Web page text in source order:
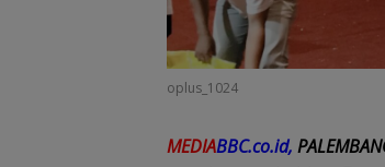
oplus_1024
MEDIABBC.co.id,